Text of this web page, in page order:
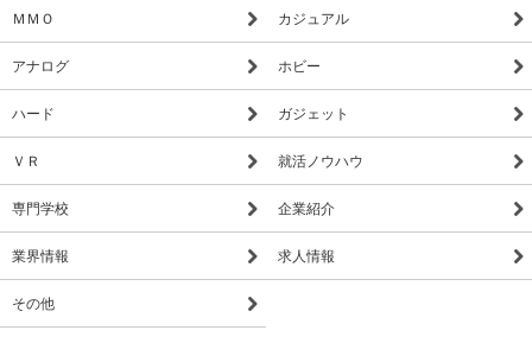
ＭＭＯ カジュアル
アナログ ホビー
ハード ガジェット
ＶＲ 就活ノウハウ
専門学校 企業紹介
業界情報 求人情報
その他